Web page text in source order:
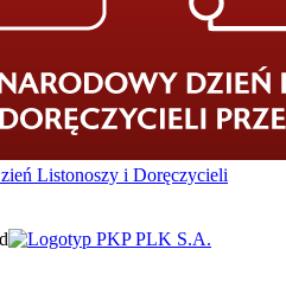
Listonoszy i Doręczycieli